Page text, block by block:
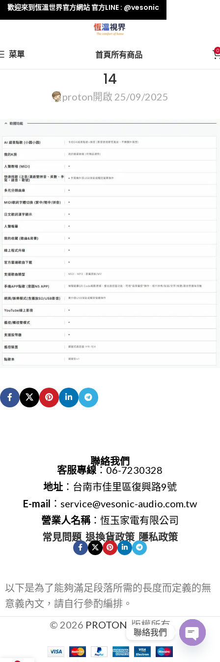
菜單 首頁所有商品 0
14
proton開啟 25/09/2025
聯絡我們
客服專線：06-7230328
地址：台南市佳里區復興路9號
E-mail ：service@vesonic-audio.com.tw
營業人名稱：恆玉家電有限公司
常見問題 退換貨政策 隱私政策
以下是為了能夠滿足段落所需的長度而定義的無
意義內文，請自行參酌編排。
© 2026 PROTON . 版權所有
歡迎來到恆溫世界官方網站 官方LINE : @vesonic
聯絡我們